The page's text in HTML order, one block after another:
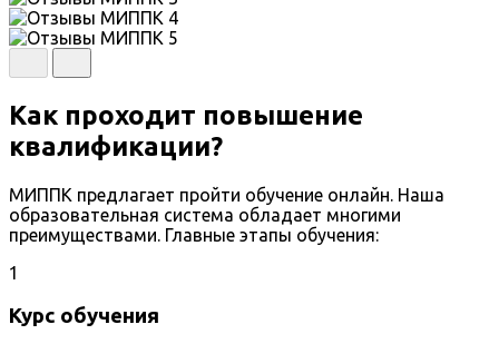
Как проходит повышение
квалификации?
МИППК предлагает пройти обучение онлайн. Наша
образовательная система обладает многими
преимуществами. Главные этапы обучения:
1
Курс обучения